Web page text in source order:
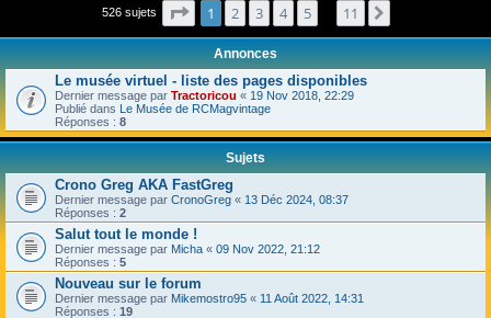
c
526 sujets Page sur11
1 2 3 4 5 11
Annonces
Le musée virtuel - liste des pages disponibles
Dernier message par Tractoricou « 19 Nov 2018, 22:29
Publié dans Le Musée de RCMagvintage
Réponses : 8
Sujets
Crono Greg AKA FastGreg
Dernier message par CronoGreg « 13 Déc 2024, 08:37
Réponses : 2
Salut tout le monde !
Dernier message par Micha « 09 Nov 2022, 21:12
Réponses : 5
Nouveau sur le forum
Dernier message par Mikemostro95 « 11 Août 2022, 14:31
Réponses : 19